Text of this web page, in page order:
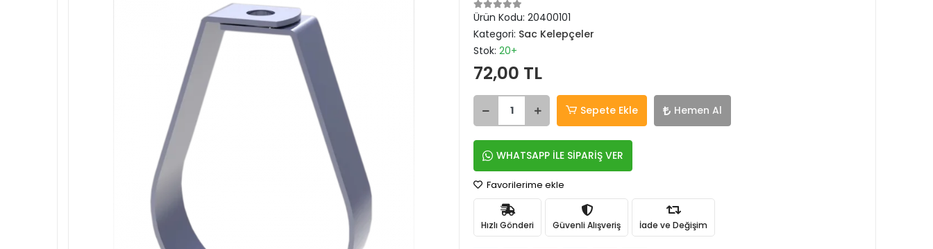
Ürün Kodu: 20400101
Kategori: Sac Kelepçeler
Stok: 20+
72,00 TL
Sepete Ekle Hemen Al
WHATSAPP İLE SİPARİŞ VER
Favorilerime ekle
Hızlı Gönderi Güvenli Alışveriş İade ve Değişim